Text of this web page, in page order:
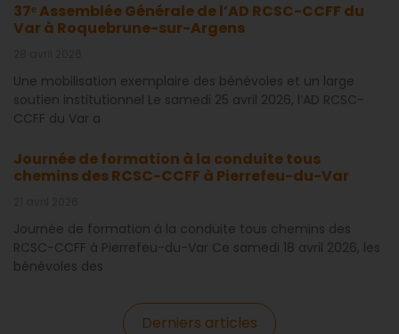
37ᵉ Assemblée Générale de l’AD RCSC-CCFF du
Var à Roquebrune-sur-Argens
Une mobilisation exemplaire des bénévoles et un large
soutien institutionnel Le samedi 25 avril 2026, l’AD RCSC-
CCFF du Var a
Journée de formation à la conduite tous
chemins des RCSC-CCFF à Pierrefeu-du-Var
Journée de formation à la conduite tous chemins des
RCSC-CCFF à Pierrefeu-du-Var Ce samedi 18 avril 2026, les
bénévoles des
Derniers articles